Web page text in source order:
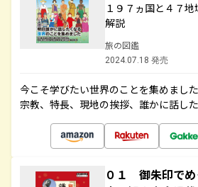
１９７ヵ国と４７
解説
旅の図鑑
2024.07.18 発売
今こそ学びたい世界のことを集めまし
宗教、特長、現地の挨拶、誰かに話し
０１ 御朱印で